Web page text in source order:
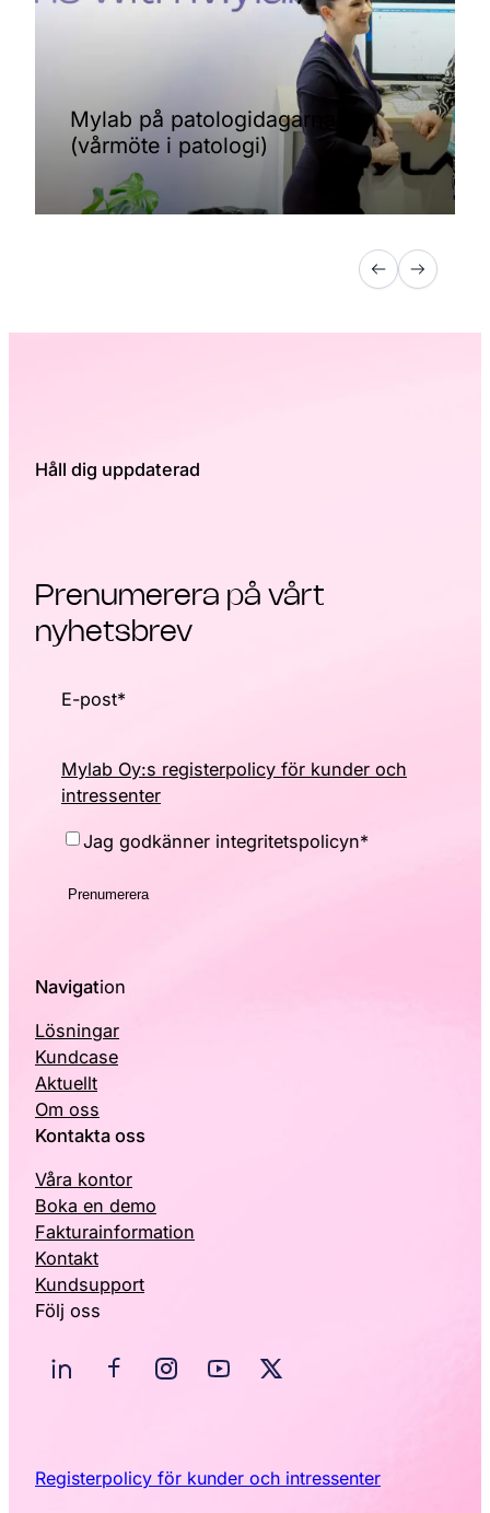
Mylab på patologidagarna
(vårmöte i patologi)
Håll dig uppdaterad
Prenumerera på vårt
nyhetsbrev
E-post*
Mylab Oy:s registerpolicy för kunder och
intressenter
Consent*
Jag godkänner integritetspolicyn*
Navigation
Lösningar
Kundcase
Aktuellt
Om oss
Kontakta oss
Våra kontor
Boka en demo
Fakturainformation
Kontakt
Kundsupport
Följ oss
Registerpolicy för kunder och intressenter